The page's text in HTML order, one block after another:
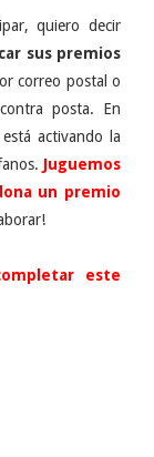
quiero decir
sus premios
correo postal o
posta. En
activando la
Juguemos
un premio
este